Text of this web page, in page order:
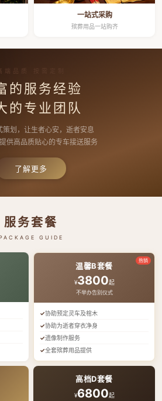
一站式采购
殡葬用品一站购齐
端品质 按需定制
的服务经验
的专业团队
策划，让生者心安，逝者安息
供高品质贴心的专车接送服务
了解更多
服务套餐
GUIDE
热销
温馨B套餐
¥3800起
不举办告别仪式
协助预定灵车及棺木
协助为逝者穿衣净身
遗像制作服务
全套殡葬用品提供
高档D套餐
¥6800起